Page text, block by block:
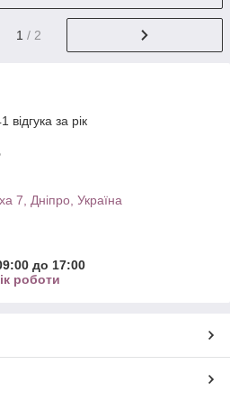
1 / 2
відгука за рік
7, Дніпро, Україна
до 17:00
роботи